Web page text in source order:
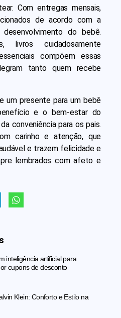
Com entregas mensais,
de acordo com a
do bebê.
livros cuidadosamente
compõem essas
tanto quem recebe
um presente para um bebê
e o bem-estar do
conveniência para os pais.
carinho e atenção, que
e trazem felicidade e
lembrados com afeto e
inteligência artificial para
cupons de desconto
Klein: Conforto e Estilo na